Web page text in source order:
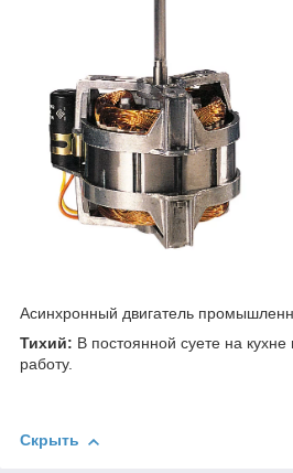
Асинхронный двигатель
Тихий: В постоянной суете на
работу.
Скрыть